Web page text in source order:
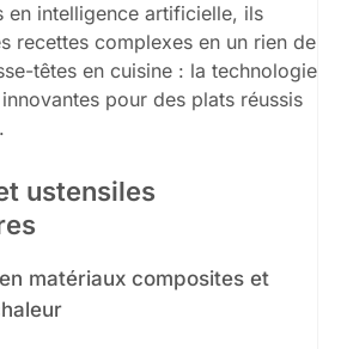
en intelligence artificielle, ils
recettes complexes en un rien de
têtes en cuisine : la technologie
pour des plats réussis
ustensiles
matériaux composites et